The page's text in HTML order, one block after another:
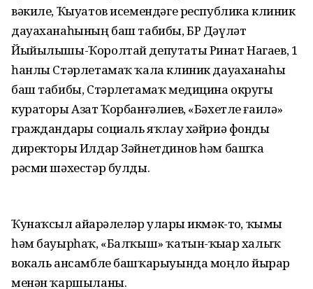
вәкиле, Ҡыуатов исемендәге республика клиник
дауаханаһының баш табибы, БР Дәүләт
Йыйылышы-Ҡоролтай депутаты Ринат Нагаев, 1
һанлы Стәрлетамаҡ ҡала клиник дауаханаһы
баш табибы, Стәрлетамаҡ медицина округы
кураторы Азат Ҡорбанғәлиев, «Бәхетле ғаилә»
граждандарҙы социаль яҡлау хәйриә фонды
директоры Илдар Зәйнетдинов һәм башҡа
рәсми шәхестәр булды.
Ҡунаҡсыл айҙарәлеләр уларҙы икмәк-тоҙ, ҡымыҙ
һәм бауырһаҡ, «Балҡыш» ҡатын-ҡыҙҙар халыҡ
вокаль ансамбле башҡарыуында моңло йырҙар
менән ҡаршыланы.